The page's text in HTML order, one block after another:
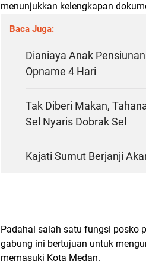
menunjukkan kelengkapan
Baca Juga:
Dianiaya Anak
Opname 4 Hari
Tak Diberi Makan,
Sel Nyaris Dobrak Sel
Kajati Sumut Berjanji
Padahal salah satu fungsi posko
gabung ini bertujuan untuk
memasuki Kota Medan.